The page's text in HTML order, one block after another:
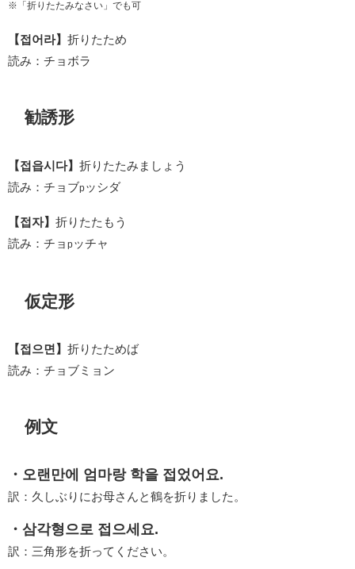
※「折りたたみなさい」でも可
【접어라】 折りたため
読み：チョボラ
勧誘形
【접읍시다】 折りたたみましょう
読み：チョブpッシダ
【접자】 折りたたもう
読み：チョ pッチャ
仮定形
【접으면】 折りたためば
読み：チョブミョン
例文
・오랜만에 엄마랑 학을 접었어요.
訳：久しぶりにお母さんと鶴を折りました。
・삼각형으로 접으세요.
訳：三角形を折ってください。